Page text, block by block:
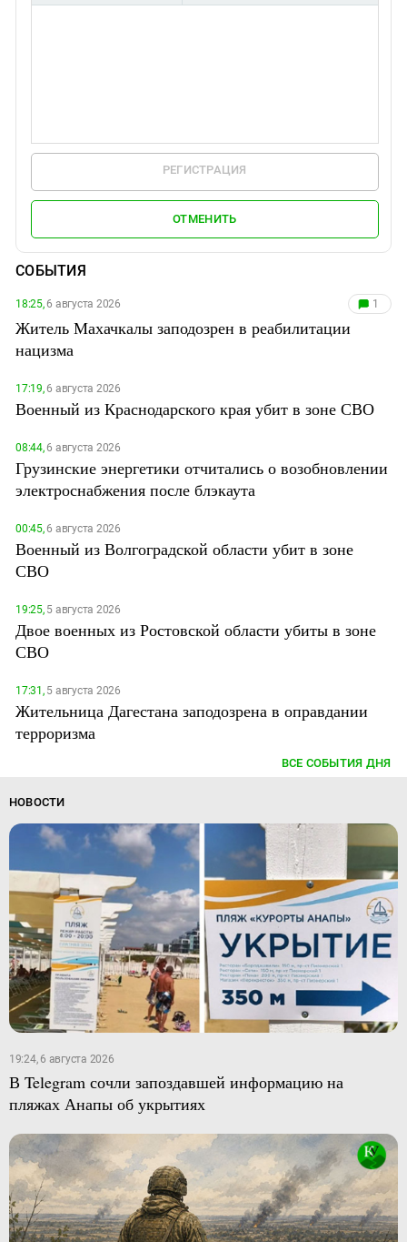
РЕГИСТРАЦИЯ
ОТМЕНИТЬ
СОБЫТИЯ
18:25,6 августа 2026 1
Житель Махачкалы заподозрен в реабилитации
нацизма
17:19,6 августа 2026
Военный из Краснодарского края убит в зоне СВО
08:44,6 августа 2026
Грузинские энергетики отчитались о возобновлении
электроснабжения после блэкаута
00:45,6 августа 2026
Военный из Волгоградской области убит в зоне
СВО
19:25,5 августа 2026
Двое военных из Ростовской области убиты в зоне
СВО
17:31,5 августа 2026
Жительница Дагестана заподозрена в оправдании
терроризма
ВСЕ СОБЫТИЯ ДНЯ
НОВОСТИ
19:24, 6 августа 2026
В Telegram сочли запоздавшей информацию на
пляжах Анапы об укрытиях